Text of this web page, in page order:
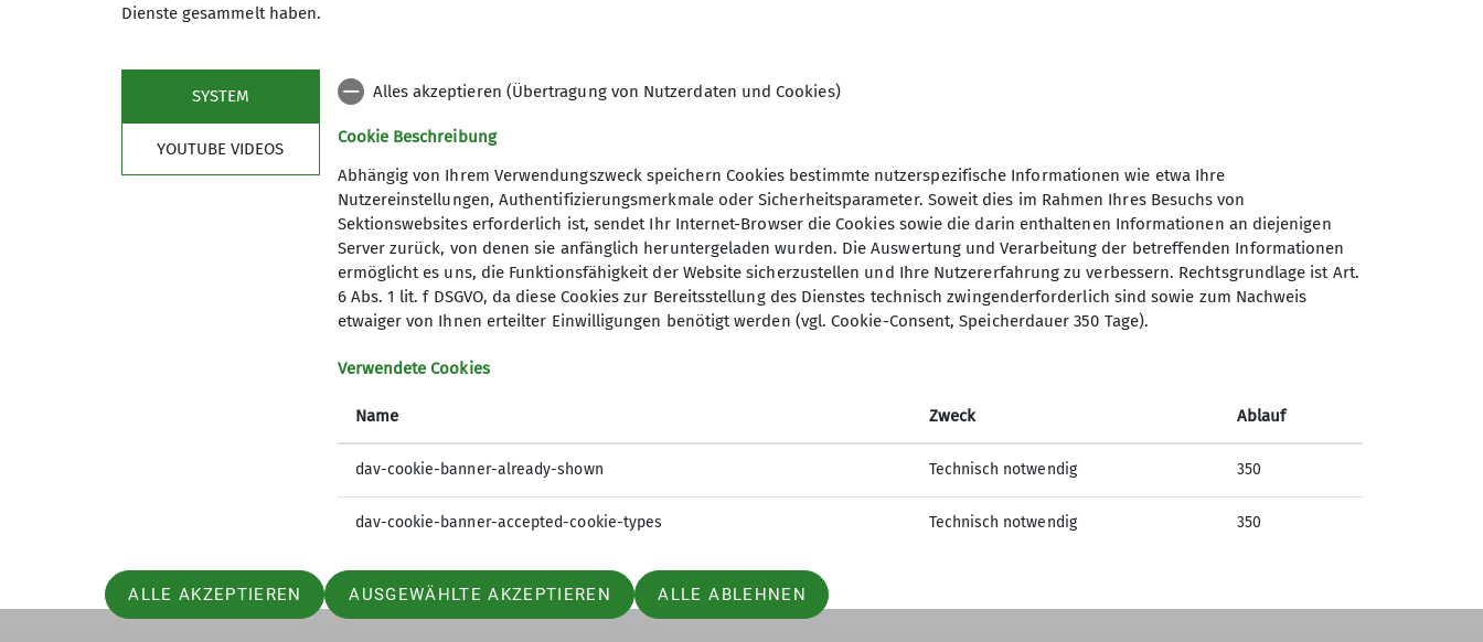
Hiermit erkläre ich mich einverstanden, dass meine in das Kontaktformular eingegebenen Daten elektronisch gesichert und zum
*
Mit (*) markierte Felder sind Pflichtfelder
Sektion
Mitglied werden
Sandkästle
Gruppen
Ortsgruppe Nordrach
Sportgruppe
Sektion Offenburg des
Deutschen Alpenvereins e.V.
Telefon +497819709190
Dienste gesammelt haben.
SYSTEM
YOUTUBE VIDEOS
Alles akzeptieren (Übertragung von Nutzerdaten und Cookies)
Cookie Beschreibung
Abhängig von Ihrem Verwendungszweck speichern Cookies bestimmte nutzerspezifische Informationen wie etwa Ihre
Nutzereinstellungen, Authentifizierungsmerkmale oder Sicherheitsparameter. Soweit dies im Rahmen Ihres Besuchs von
Sektionswebsites erforderlich ist, sendet Ihr Internet-Browser die Cookies sowie die darin enthaltenen Informationen an diejenigen
Server zurück, von denen sie anfänglich heruntergeladen wurden. Die Auswertung und Verarbeitung der betreffenden Informationen
ermöglicht es uns, die Funktionsfähigkeit der Website sicherzustellen und Ihre Nutzererfahrung zu verbessern. Rechtsgrundlage ist Art.
6 Abs. 1 lit. f DSGVO, da diese Cookies zur Bereitsstellung des Dienstes technisch zwingenderforderlich sind sowie zum Nachweis
etwaiger von Ihnen erteilter Einwilligungen benötigt werden (vgl. Cookie-Consent, Speicherdauer 350 Tage).
Verwendete Cookies
Name Zweck Ablauf
dav-cookie-banner-already-shown Technisch notwendig 350
dav-cookie-banner-accepted-cookie-types Technisch notwendig 350
ALLE AKZEPTIEREN AUSGEWÄHLTE AKZEPTIEREN ALLE ABLEHNEN